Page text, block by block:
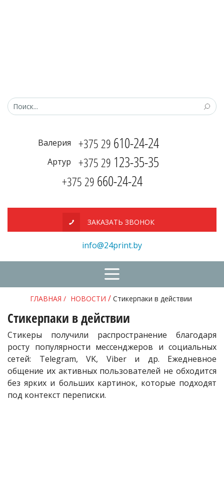
Валерия +375 29 610-24-24
Артур +375 29 123-35-35
+375 29 660-24-24
ЗАКАЗАТЬ ЗВОНОК
info@24print.by
ГЛАВНАЯ / НОВОСТИ / Стикерпаки в действии
Стикерпаки в действии
Стикеры получили распространение благодаря
росту популярности мессенджеров и социальных
сетей: Telegram, VK, Viber и др. Ежедневное
общение их активных пользователей не обходится
без ярких и больших картинок, которые подходят
под контекст переписки.